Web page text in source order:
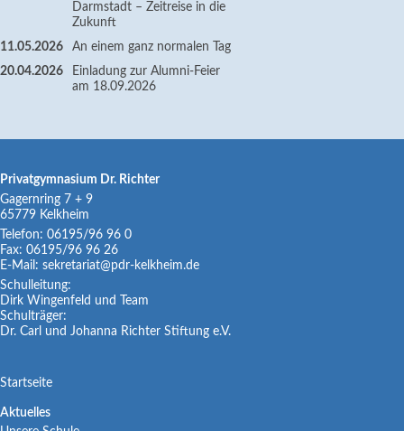
Darmstadt – Zeitreise in die
Zukunft
11.05.2026
An einem ganz normalen Tag
20.04.2026
Einladung zur Alumni-Feier
am 18.09.2026
Privatgymnasium Dr. Richter
Gagernring 7 + 9
65779 Kelkheim
Telefon: 06195/96 96 0
Fax: 06195/96 96 26
E-Mail: sekretariat@pdr-kelkheim.de
Schulleitung:
Dirk Wingenfeld und Team
Schulträger:
Dr. Carl und Johanna Richter Stiftung e.V.
Navigation
Startseite
Navigation
Aktuelles